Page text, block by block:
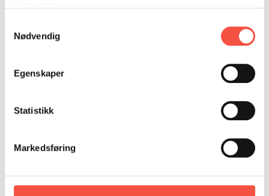
Nødvendig
Egenskaper
Statistikk
Markedsføring
som har skjedd i denne næringa, særleg frå den
første pionertida og fram til etableringa av ein
Fint eksemplar